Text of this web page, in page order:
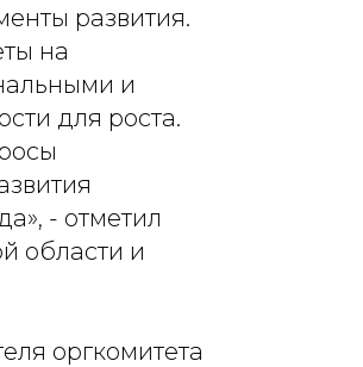
развития.
на
и
для роста.
- отметил
области и
оргкомитета